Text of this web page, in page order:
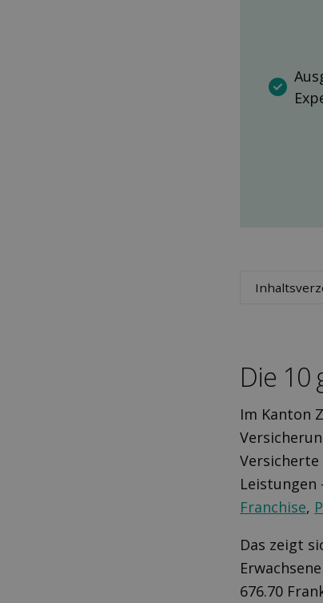
Die 10
Im Kanton
Leistungen
Franchise,
Das zeigt
676.70